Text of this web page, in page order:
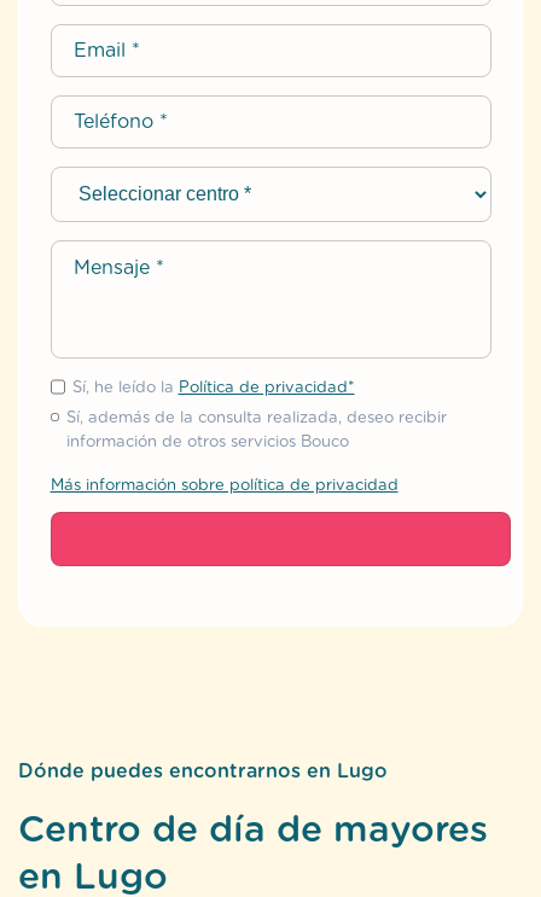
Sí, he leído la Política de privacidad*
Sí, además de la consulta realizada, deseo recibir
información de otros servicios Bouco
Más información sobre política de privacidad
Dónde puedes encontrarnos en Lugo
Centro de día de mayores
en Lugo